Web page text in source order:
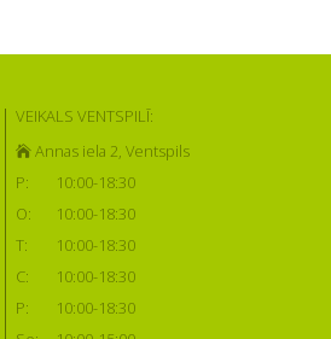
VEIKALS VENTSPILĪ:
Annas iela 2, Ventspils
P:
10:00-18:30
O:
10:00-18:30
T:
10:00-18:30
C:
10:00-18:30
P:
10:00-18:30